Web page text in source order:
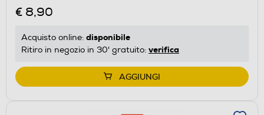
€ 8,90
Acquisto online: disponibile
Ritiro in negozio in 30' gratuito: verifica
AGGIUNGI